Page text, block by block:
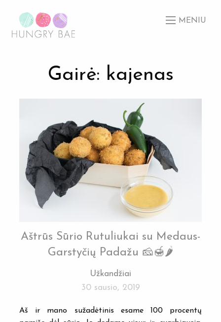
MENIU
Gairė: kajenas
Aštrūs Sūrio Rutuliukai su Medaus-
Garstyčių Padažu 🧀🍯🌶
Užkandžiai
30 sausio, 2019
Aš ir mano sužadėtinis esame 100 procentų